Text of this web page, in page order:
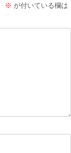
※ が付いている欄は